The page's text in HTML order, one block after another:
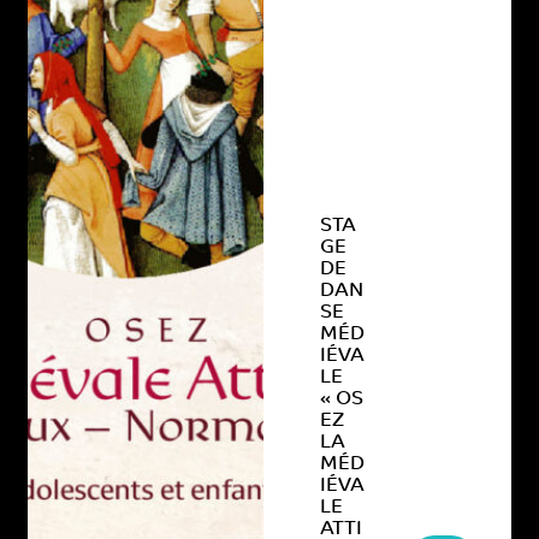
STA
GE
DE
DAN
SE
MÉD
IÉVA
LE
« OS
EZ
LA
MÉD
IÉVA
LE
ATTI